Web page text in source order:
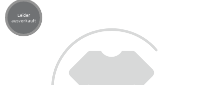
Artikel leider ausverkauft
Leider
ausverkauft